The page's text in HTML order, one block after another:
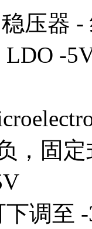
压器 -
-
，固定
调至